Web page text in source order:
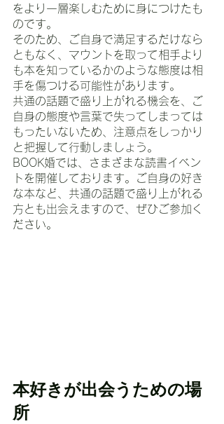
をより一層楽しむために身につけたも
のです。
そのため、ご自身で満足するだけなら
ともなく、マウントを取って相手より
も本を知っているかのような態度は相
手を傷つける可能性があります。
共通の話題で盛り上がれる機会を、ご
自身の態度や言葉で失ってしまっては
もったいないため、注意点をしっかり
と把握して行動しましょう。
BOOK婚では、さまざまな読書イベン
トを開催しております。ご自身の好き
な本など、共通の話題で盛り上がれる
方とも出会えますので、ぜひご参加く
ださい。
本好きが出会うための場
所